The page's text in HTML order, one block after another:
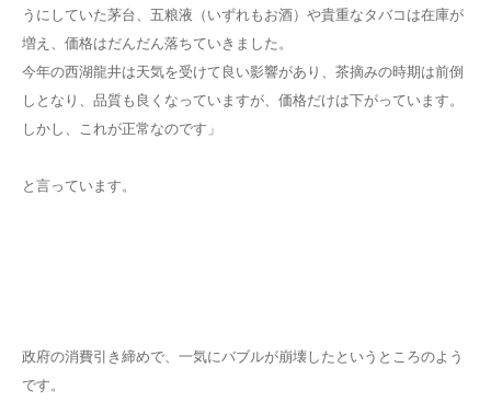
うにしていた茅台、五粮液（いずれもお酒）や貴重なタバコは在庫が
増え、価格はだんだん落ちていきました。
今年の西湖龍井は天気を受けて良い影響があり、茶摘みの時期は前倒
しとなり、品質も良くなっていますが、価格だけは下がっています。
しかし、これが正常なのです」
と言っています。
政府の消費引き締めで、一気にバブルが崩壊したというところのよう
です。